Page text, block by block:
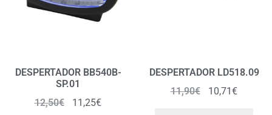
DESPERTADOR BB540B-
SP.01
12,50€ 11,25€
DESPERTADOR LD518.09
11,90€ 10,71€